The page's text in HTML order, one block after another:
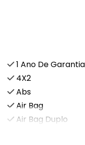
1 Ano De Garantia
4X2
Abs
Air Bag
Air Bag Duplo